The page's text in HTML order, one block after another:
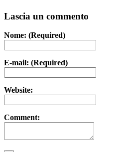
Lascia un commento
Nome: (Required)
E-mail: (Required)
Website:
Comment: